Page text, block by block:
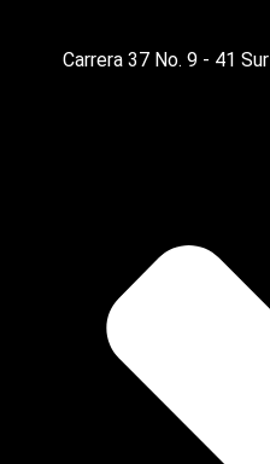
Carrera 37 No. 9 - 41 Sur